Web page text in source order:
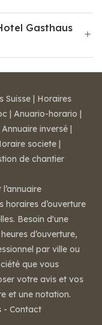
Gasthaus
Suisse | Horaires
| Anuario-horario |
Annuaire inversé |
societe |
de chantier
horaires d’ouverture
Besoin d'une
d’ouverture,
par ville ou
que vous
votre avis et vos
et une notation.
- Contact